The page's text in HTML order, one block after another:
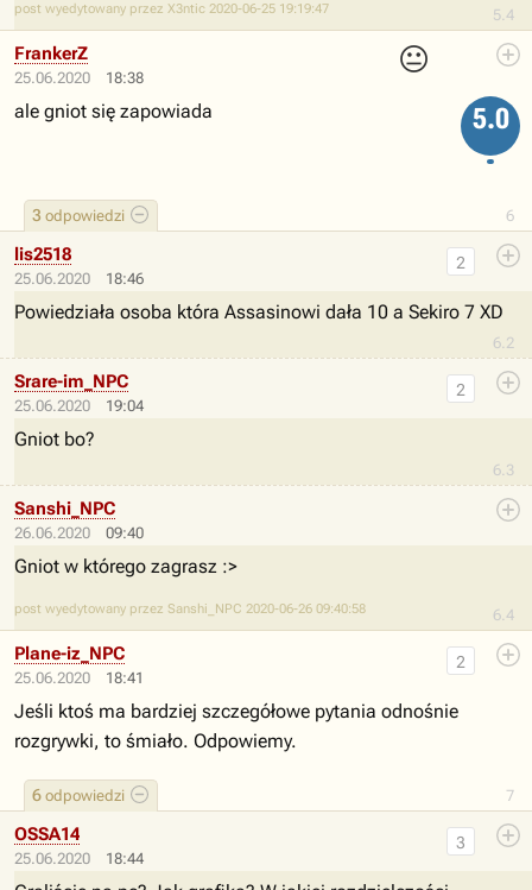
5.4
post wyedytowany przez X3ntic 2020-06-25 19:19:47
25.06.2020 18:38
😐
6
3 odpowiedzi
FrankerZ
5.0
ale gniot się zapowiada
25.06.2020 18:46
6.2
2
lis2518
Powiedziała osoba która Assasinowi dała 10 a Sekiro 7 XD
25.06.2020 19:04
6.3
2
Srare-im_NPC
Gniot bo?
26.06.2020 09:40
6.4
Sanshi_NPC
Gniot w którego zagrasz :>
post wyedytowany przez Sanshi_NPC 2020-06-26 09:40:58
25.06.2020 18:41
7
2
6 odpowiedzi
Plane-iz_NPC
Jeśli ktoś ma bardziej szczegółowe pytania odnośnie
rozgrywki, to śmiało. Odpowiemy.
25.06.2020 18:44
3
OSSA14